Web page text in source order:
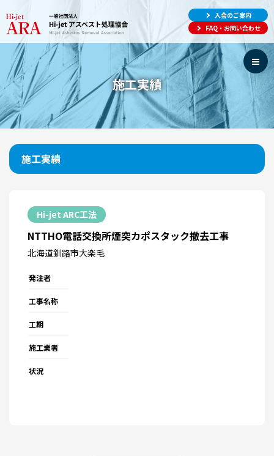
入会のご案内
FAQ・お問い合わせ
施工実績
施工実績
Hi-jet ARC工法
NTTHO電話交換所煙突カポスタック撤去工事
北海道釧路市大楽毛
発注者
工事名称
工期
施工業者
状況